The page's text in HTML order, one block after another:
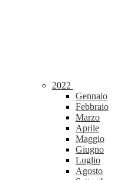
2022
Gennaio
Febbraio
Marzo
Aprile
Maggio
Giugno
Luglio
Agosto